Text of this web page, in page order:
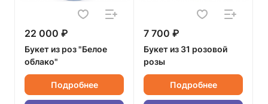
22 000 ₽
Букет из роз "Белое
облако"
Подробнее
7 700 ₽
Букет из 31 розовой
розы
Подробнее